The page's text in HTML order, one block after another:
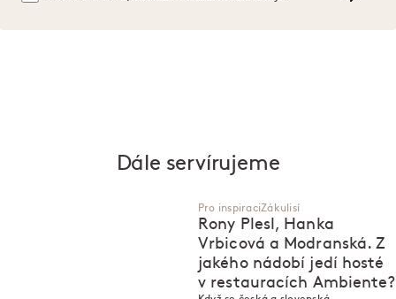
Dále servírujeme
Pro inspiraciZákulisí
Rony Plesl, Hanka
Vrbicová a Modranská. Z
jakého nádobí jedí hosté
v restauracích Ambiente?